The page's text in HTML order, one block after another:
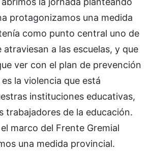
protagonizamos una medida
como punto central uno de
atraviesan a las escuelas, y que
ver con el plan de prevención
la violencia que está
instituciones educativas,
trabajadores de la educación.
marco del Frente Gremial
una medida provincial.